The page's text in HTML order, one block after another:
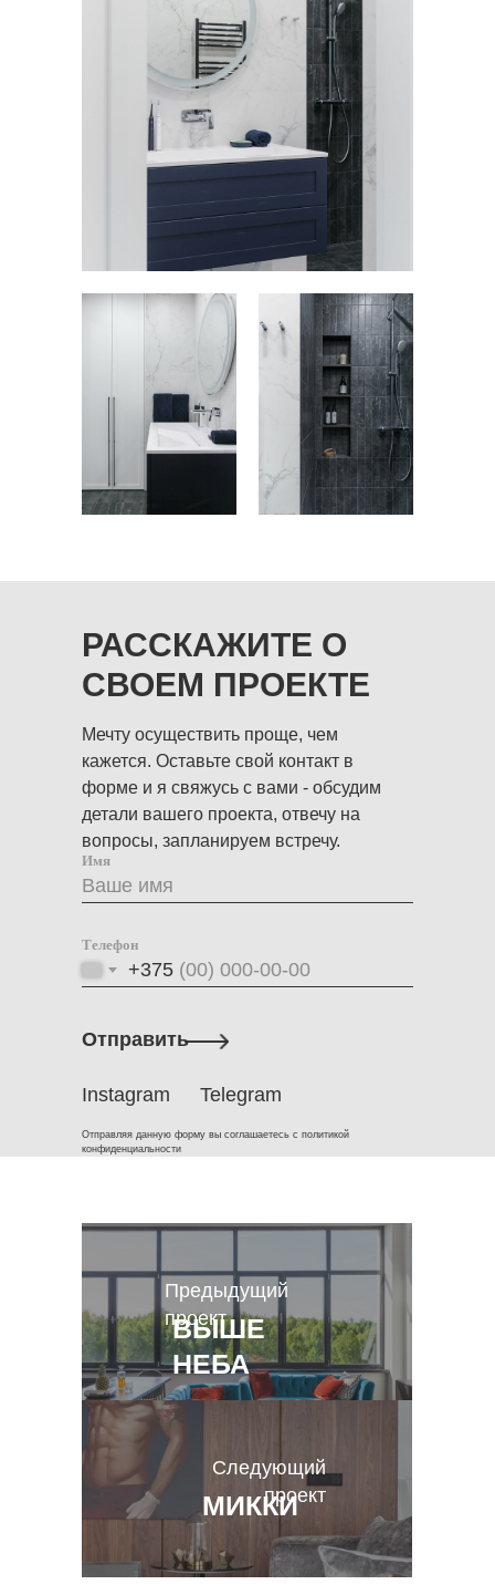
Отправить
Мечту осуществить проще, чем
кажется. Оставьте свой контакт в
форме и я свяжусь с вами - обсудим
детали вашего проекта, отвечу на
вопросы, запланируем встречу.
РАССКАЖИТЕ О
СВОЕМ ПРОЕКТЕ
Instagram Telegram
Отправляя данную форму вы соглашаетесь с политикой
конфиденциальности
Имя
Телефон
+375
Предыдущий
проект
ВЫШЕ
НЕБА
Следующий
проект
МИККИ